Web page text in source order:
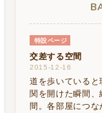
特設ページ
交差する空間
2015-12-16
道を歩いている
関を開けた瞬間
間。各部屋につ